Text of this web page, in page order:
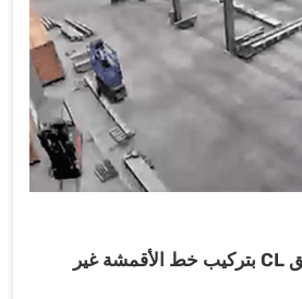
شاهد كيف يقوم فريق CL بتركيب خط الأقمشة غير